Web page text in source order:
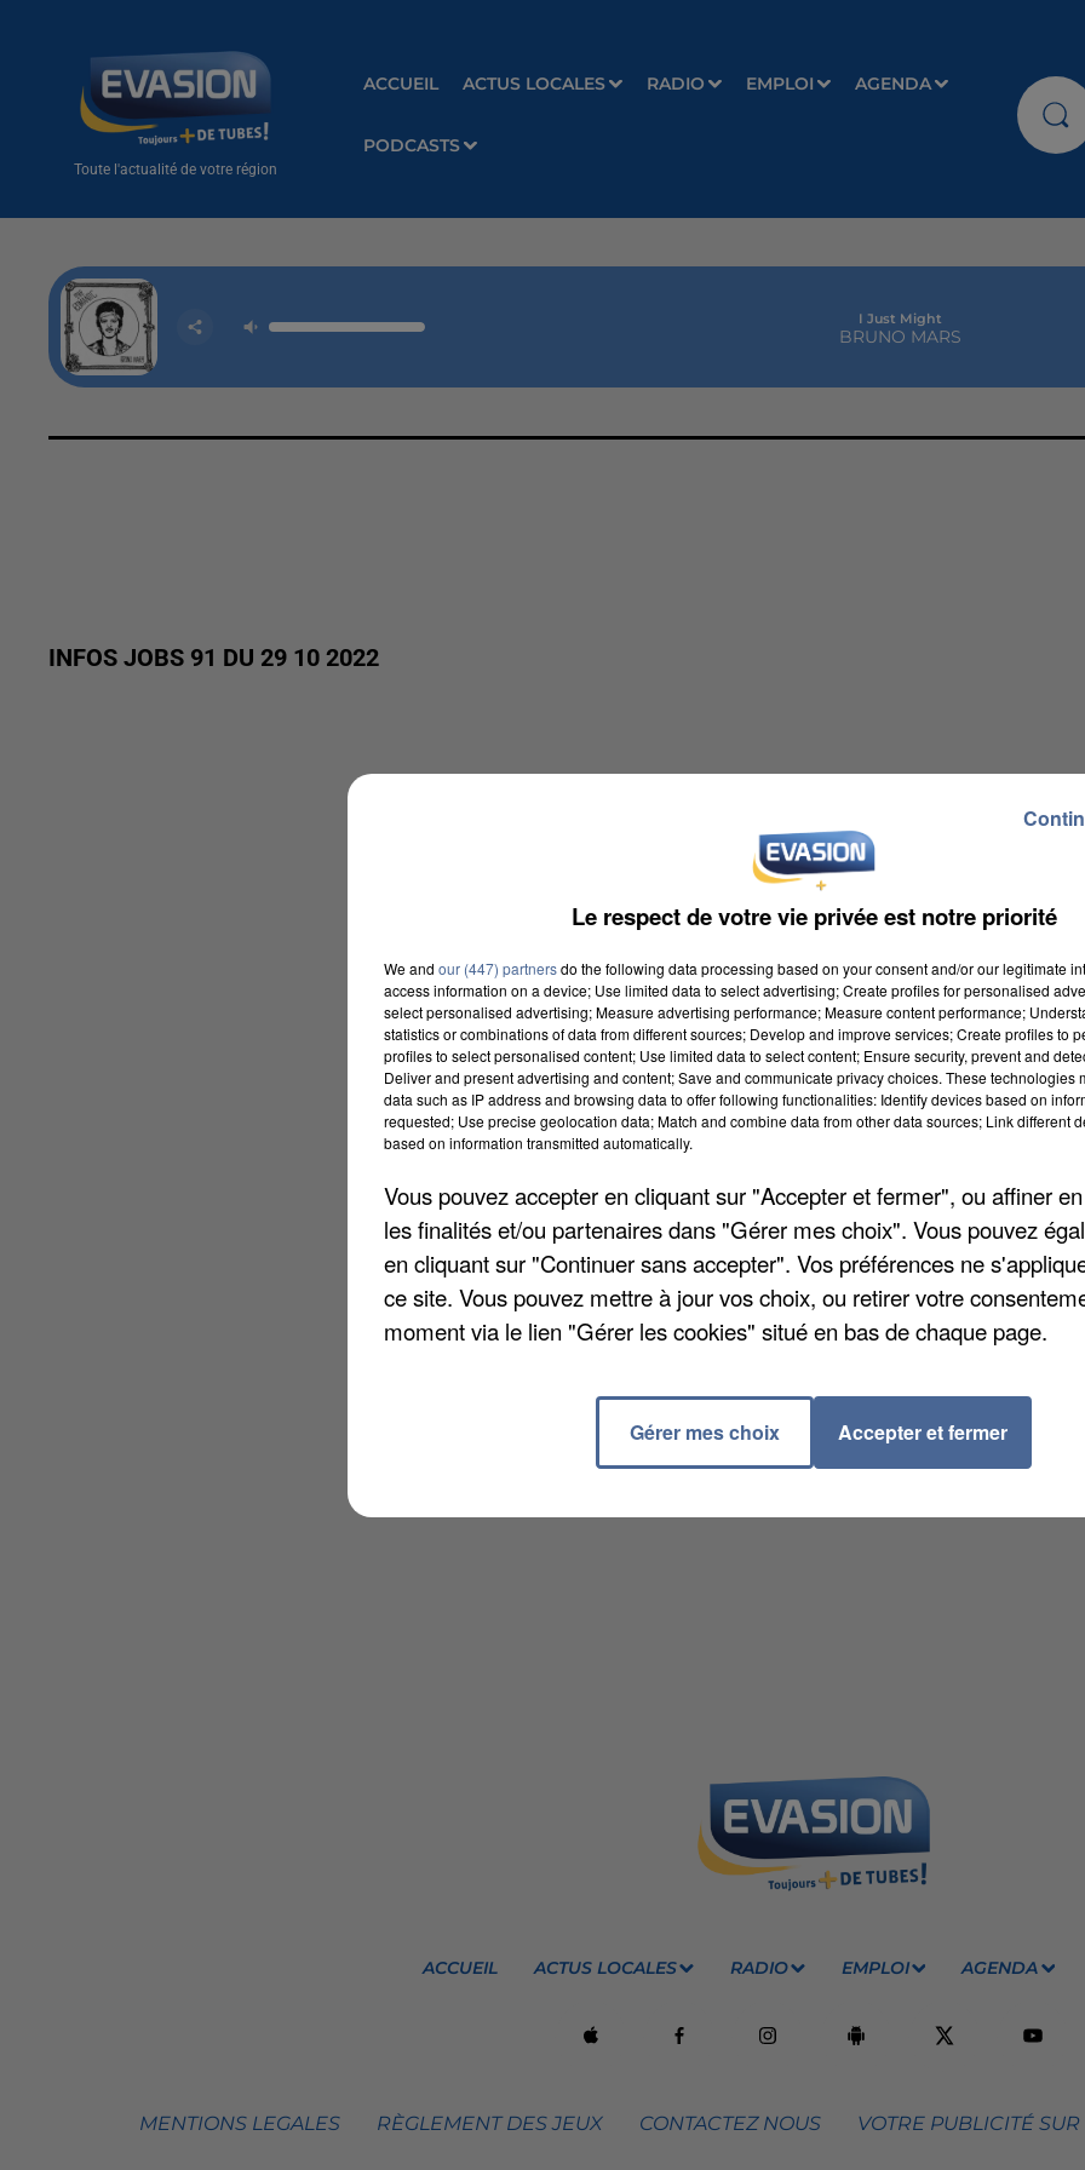
Toute l'actualité de votre région
ACCUEIL ACTUS LOCALES RADIO EMPLOI AGENDA
PODCASTS
I Just Might
BRUNO MARS
INFOS JOBS 91 DU 29 10 2022
ACCUEIL ACTUS LOCALES RADIO EMPLOI AGENDA
MENTIONS LEGALES RÈGLEMENT DES JEUX CONTACTEZ NOUS VOTRE PUBLICITÉ
Le respect de votre vie privée est notre priorité
We and our (447) partnersdo the following data processing based on your consent and/or our legitimate
access information on a device; Use limited data to select advertising; Create profiles for personalised
select personalised advertising; Measure advertising performance; Measure content performance;
statistics or combinations of data from different sources; Develop and improve services; Create profiles to
profiles to select personalised content; Use limited data to select content; Ensure security, prevent and
Deliver and present advertising and content; Save and communicate privacy choices. These technologies
data such as IP address and browsing data to offer following functionalities: Identify devices based on
requested; Use precise geolocation data; Match and combine data from other data sources; Link different
based on information transmitted automatically.
Vous pouvez accepter en cliquant sur "Accepter et fermer", ou affiner
les finalités et/ou partenaires dans "Gérer mes choix". Vous pouvez
en cliquant sur "Continuer sans accepter". Vos préférences ne
ce site. Vous pouvez mettre à jour vos choix, ou retirer votre
moment via le lien "Gérer les cookies" situé en bas de chaque page.
Gérer mes choix Accepter et fermer